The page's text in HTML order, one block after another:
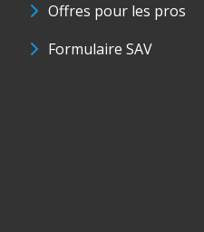
Offres pour les pros
Formulaire SAV